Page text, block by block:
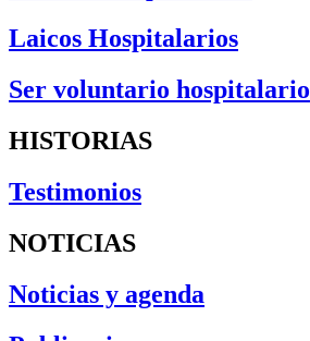
Laicos Hospitalarios
Ser voluntario hospitalario
HISTORIAS
Testimonios
NOTICIAS
Noticias y agenda